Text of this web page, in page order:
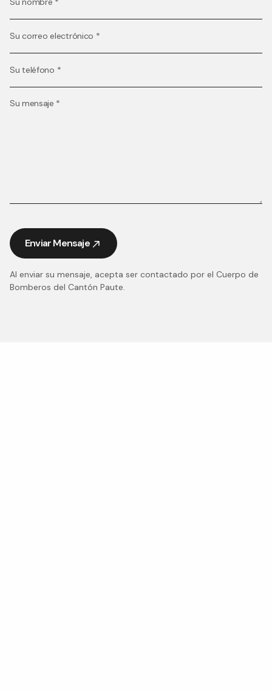
Enviar Mensaje
Enviar Mensaje
Al enviar su mensaje, acepta ser contactado por el Cuerpo de
Bomberos del Cantón Paute.